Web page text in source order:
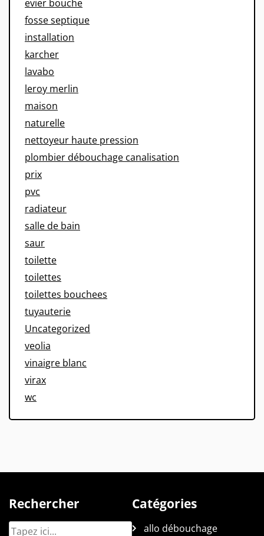
evier bouche
fosse septique
installation
karcher
lavabo
leroy merlin
maison
naturelle
nettoyeur haute pression
plombier débouchage canalisation
prix
pvc
radiateur
salle de bain
saur
toilette
toilettes
toilettes bouchees
tuyauterie
Uncategorized
veolia
vinaigre blanc
virax
wc
Rechercher Catégories
allo débouchage